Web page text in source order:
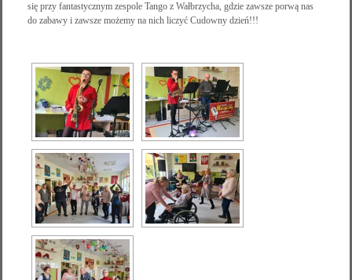
się przy fantastycznym zespole Tango z Wałbrzycha, gdzie zawsze porwą nas
do zabawy i zawsze możemy na nich liczyć Cudowny dzień!!!